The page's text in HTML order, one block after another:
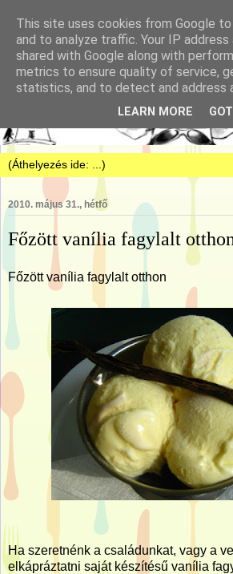
2010. május 31., hétfő
Főzött vanília fagylalt
Főzött vanília fagylalt otthon
Ha szeretnénk a családunkat, vagy a
elkápráztatni saját készítésű vanília
This site uses cookies from Google
and to analyze traffic. Your IP address
shared with Google along with
metrics to ensure quality of service,
statistics, and to detect and address
LEARN MORE